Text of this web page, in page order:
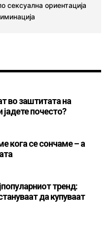
сексуална ориентација
во заштитата на
почесто?
кога се сончаме – а
тренд:
да купуваат